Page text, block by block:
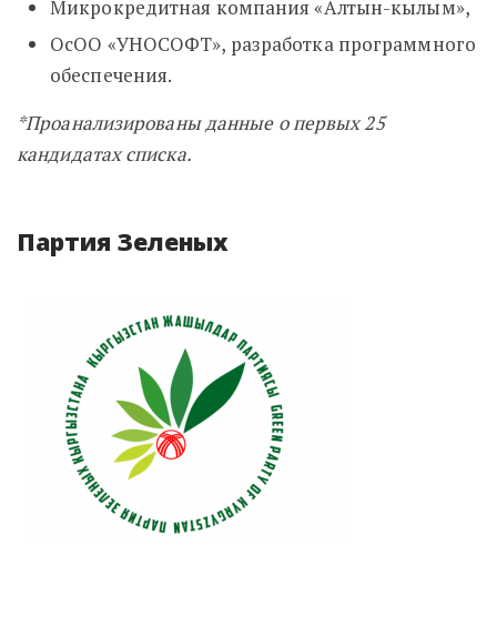
Микрокредитная компания «Алтын-кылым»,
ОсОО «УНОСОФТ», разработка программного
обеспечения.
*Проанализированы данные о первых 25
кандидатах списка.
Партия Зеленых